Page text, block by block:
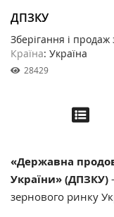
ДПЗКУ
Зберігання і
Країна: Україна
28429
«Державна
України» (ДПЗКУ)
зернового ринку